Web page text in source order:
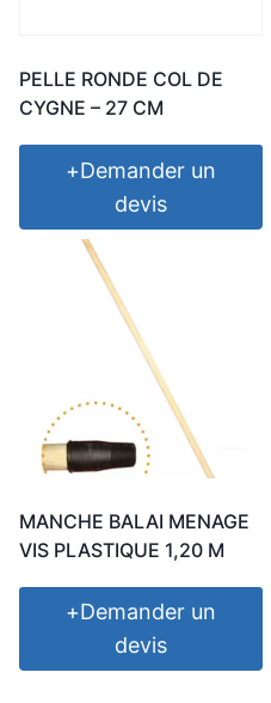
PELLE RONDE COL DE
CYGNE – 27 CM
+Demander un
devis
MANCHE BALAI MENAGE
VIS PLASTIQUE 1,20 M
+Demander un
devis